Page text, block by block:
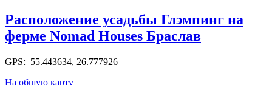
Расположение усадьбы Глэмпинг на
ферме Nomad Houses Браслав
GPS: 55.443634, 26.777926
На общую карту